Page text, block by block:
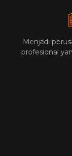
Menjadi
profesional